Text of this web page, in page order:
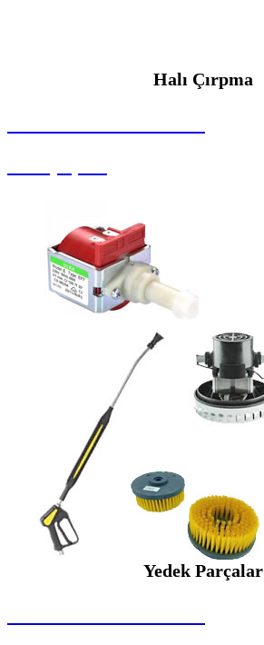
Halı Çırpma
Yedek Parçalar